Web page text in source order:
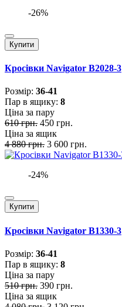
-26%
Купити
Кросівки Navigator B2028-3
Розмiр: 36-41
Пар в ящику: 8
Ціна за пару
610 грн. 450 грн.
Ціна за ящик
4 880 грн. 3 600 грн.
-24%
Купити
Кросівки Navigator B1330-3
Розмiр: 36-41
Пар в ящику: 8
Ціна за пару
510 грн. 390 грн.
Ціна за ящик